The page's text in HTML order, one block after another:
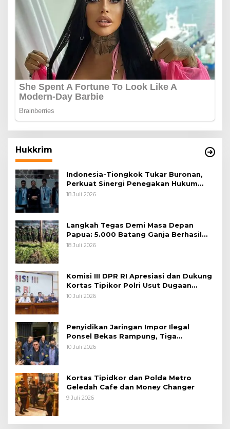
Hukkrim
Indonesia-Tiongkok Tukar Buronan,
Perkuat Sinergi Penegakan Hukum
Lintas Negara
18 Juli 2026
Langkah Tegas Demi Masa Depan
Papua: 5.000 Batang Ganja Berhasil
Diungkap Koops TNI Habema
18 Juli 2026
Komisi III DPR RI Apresiasi dan Dukung
Kortas Tipikor Polri Usut Dugaan
Korupsi Batu Bara
10 Juli 2026
Penyidikan Jaringan Impor Ilegal
Ponsel Bekas Rampung, Tiga
Tersangka Sudah P-21 dan Satu Buron
10 Juli 2026
Kortas Tipidkor dan Polda Metro
Geledah Cafe dan Money Changer
9 Juli 2026